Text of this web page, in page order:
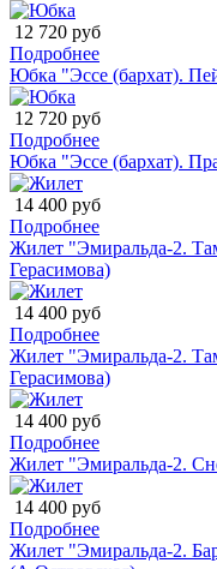
12 720 руб
Подробнее
Юбка "Эссе (бархат).
12 720 руб
Подробнее
Юбка "Эссе (бархат).
14 400 руб
Подробнее
Жилет "Эмиральда-2.
Герасимова)
14 400 руб
Подробнее
Жилет "Эмиральда-2.
Герасимова)
14 400 руб
Подробнее
Жилет "Эмиральда-2.
14 400 руб
Подробнее
Жилет "Эмиральда-2.